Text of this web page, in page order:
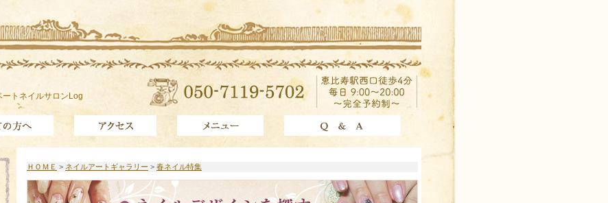
ートネイルサロンLog
ＨＯＭＥ > ネイルアートギャラリー > 春ネイル特集